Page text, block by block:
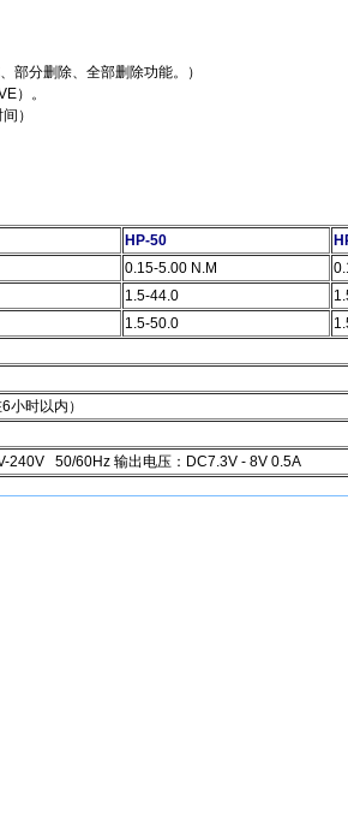
部分删除、全部删除功能。）
）。
）
HP-50
0.15-5.00 N.M
1.5-44.0
1.5-50.0
小时以内）
240V 50/60Hz 输出电压：DC7.3V - 8V 0.5A